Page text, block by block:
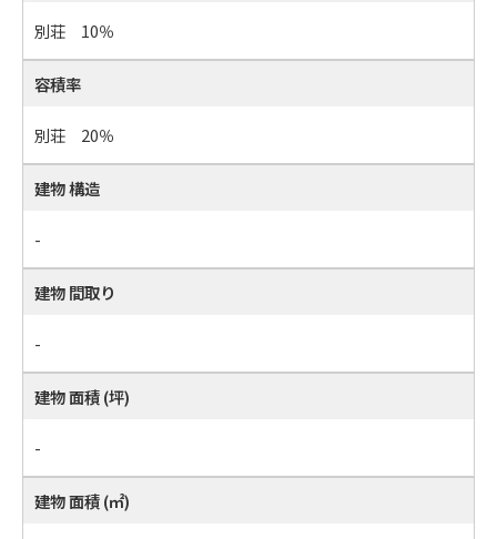
別荘 10％
容積率
別荘 20％
建物 構造
-
建物 間取り
-
建物 面積 (坪)
-
建物 面積 (㎡)